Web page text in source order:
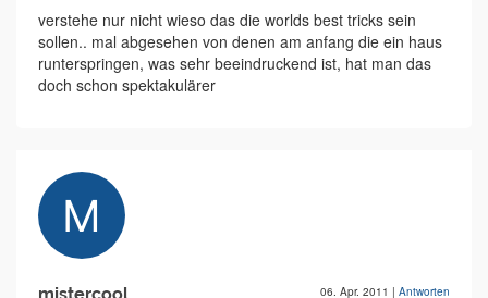
verstehe nur nicht wieso das die worlds best tricks sein
sollen.. mal abgesehen von denen am anfang die ein haus
runterspringen, was sehr beeindruckend ist, hat man das
doch schon spektakulärer
06. Apr. 2011 | Antworten